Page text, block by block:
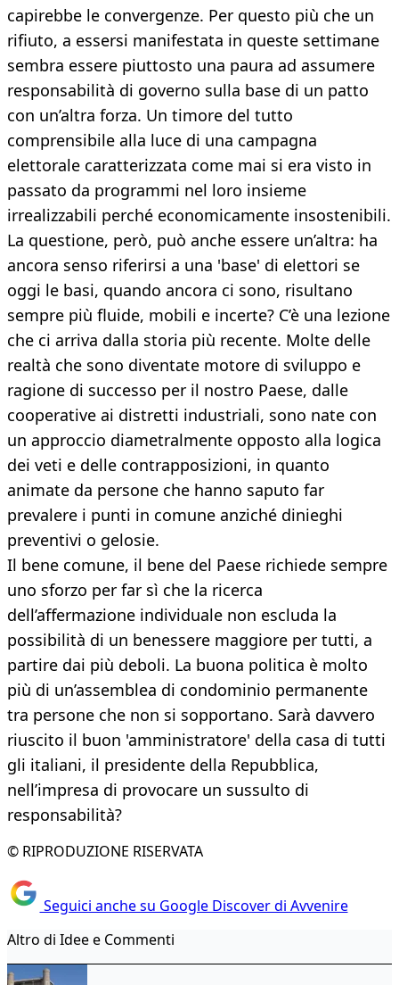
capirebbe le convergenze. Per questo più che un
rifiuto, a essersi manifestata in queste settimane
sembra essere piuttosto una paura ad assumere
responsabilità di governo sulla base di un patto
con un’altra forza. Un timore del tutto
comprensibile alla luce di una campagna
elettorale caratterizzata come mai si era visto in
passato da programmi nel loro insieme
irrealizzabili perché economicamente insostenibili.
La questione, però, può anche essere un’altra: ha
ancora senso riferirsi a una 'base' di elettori se
oggi le basi, quando ancora ci sono, risultano
sempre più fluide, mobili e incerte? C’è una lezione
che ci arriva dalla storia più recente. Molte delle
realtà che sono diventate motore di sviluppo e
ragione di successo per il nostro Paese, dalle
cooperative ai distretti industriali, sono nate con
un approccio diametralmente opposto alla logica
dei veti e delle contrapposizioni, in quanto
animate da persone che hanno saputo far
prevalere i punti in comune anziché dinieghi
preventivi o gelosie.
Il bene comune, il bene del Paese richiede sempre
uno sforzo per far sì che la ricerca
dell’affermazione individuale non escluda la
possibilità di un benessere maggiore per tutti, a
partire dai più deboli. La buona politica è molto
più di un’assemblea di condominio permanente
tra persone che non si sopportano. Sarà davvero
riuscito il buon 'amministratore' della casa di tutti
gli italiani, il presidente della Repubblica,
nell’impresa di provocare un sussulto di
responsabilità?
© RIPRODUZIONE RISERVATA
Seguici anche su Google Discover di Avvenire
Altro di Idee e Commenti